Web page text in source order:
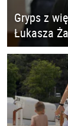
Gryps z
Łukasza